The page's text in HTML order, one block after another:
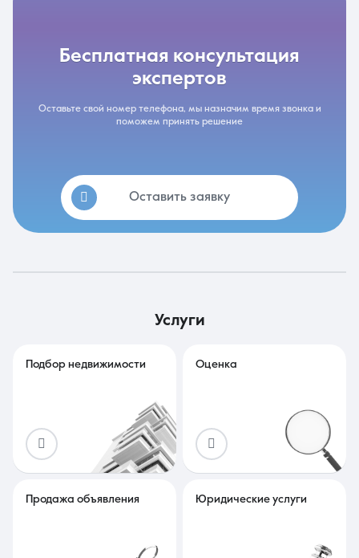
бесплатная консультация
экспертов
Оставьте свой номер телефона, мы назначим время звонка и
поможем принять решение
Оставить заявку
услуги
Подбор недвижимости Оценка
Продажа объявления Юридические услуги